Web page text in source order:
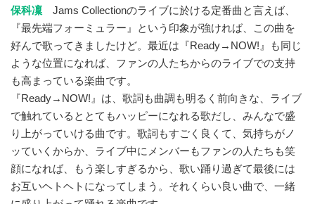
保科凜 Jams Collectionのライブに於ける定番曲と言えば、
『最先端フォーミュラー』という印象が強ければ、この曲を
好んで歌ってきましたけど。最近は『Ready→NOW!』も同じ
ような位置になれば、ファンの人たちからのライブでの支持
も高まっている楽曲です。
『Ready→NOW!』は、歌詞も曲調も明るく前向きな、ライブ
で触れているととてもハッピーになれる歌だし、みんなで盛
り上がっていける曲です。歌詞もすごく良くて、気持ちがノ
ッていくからか、ライブ中にメンバーもファンの人たちも笑
顔になれば、もう楽しすぎるから、歌い踊り過ぎて最後には
お互いヘトヘトになってしまう。それくらい良い曲で、一緒